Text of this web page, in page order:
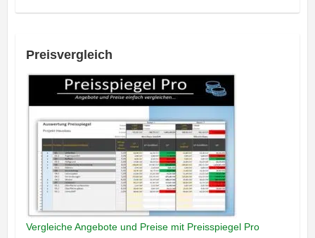
Preisvergleich
Vergleiche Angebote und Preise mit Preisspiegel Pro